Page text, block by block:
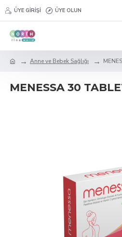
ÜYE GIRIŞI ÜYE OLUN
Anne ve Bebek Sağlığı
MENESSA 30